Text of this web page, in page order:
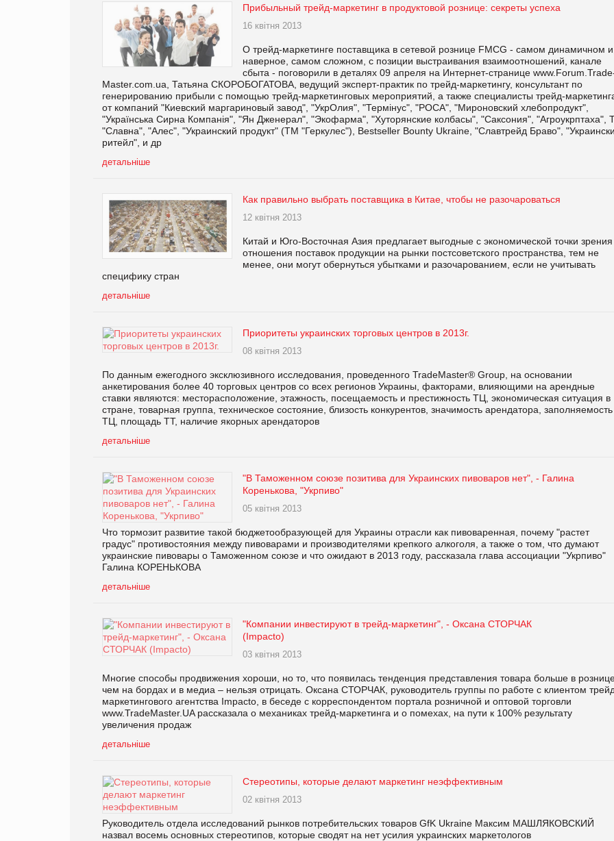
Прибыльный трейд-маркетинг в продуктовой рознице: секреты успеха
16 квітня 2013
О трейд-маркетинге поставщика в сетевой рознице FMCG - самом динамичном и,
наверное, самом сложном, с позиции выстраивания взаимоотношений, канале
сбыта - поговорили в деталях 09 апреля на Интернет-странице
Master.com.ua, Татьяна СКОРОБОГАТОВА, ведущий эксперт-практик по трейд-маркетингу, консультант по
генерированию прибыли с помощью трейд-маркетинговых мероприятий, а также специалисты трейд-
от компаний "Киевский маргариновый завод", "УкрОлия", "Термінус", "РОСА", "Мироновский хлебопродукт",
"Українська Сирна Компанія", "Ян Дженерал", "Экофарма", "Хуторянские колбасы", "Саксония", "Агроукрптаха",
"Славна", "Алес", "Украинский продукт" (ТМ "Геркулес"), Bestseller Bounty Ukraine, "Славтрейд Браво",
ритейл", и др
детальніше
Как правильно выбрать поставщика в Китае, чтобы не разочароваться
12 квітня 2013
Китай и Юго-Восточная Азия предлагает выгодные с экономической точки зрения
отношения поставок продукции на рынки постсоветского пространства, тем не
менее, они могут обернуться убытками и разочарованием, если не учитывать
специфику стран
детальніше
Приоритеты украинских торговых центров в 2013г.
08 квітня 2013
По данным ежегодного эксклюзивного исследования, проведенного TradeMaster® Group, на основании
анкетирования более 40 торговых центров со всех регионов Украины, факторами, влияющими на арендные
ставки являются: месторасположение, этажность, посещаемость и престижность ТЦ, экономическая ситуация в
стране, товарная группа, техническое состояние, близость конкурентов, значимость арендатора, заполняемость
ТЦ, площадь ТТ, наличие якорных арендаторов
детальніше
"В Таможенном союзе позитива для Украинских пивоваров нет", - Галина
Коренькова, "Укрпиво"
05 квітня 2013
Что тормозит развитие такой бюджетообразующей для Украины отрасли как пивоваренная, почему "растет
градус" противостояния между пивоварами и производителями крепкого алкоголя, а также о том, что думают
украинские пивовары о Таможенном союзе и что ожидают в 2013 году, рассказала глава ассоциации "Укрпиво"
Галина КОРЕНЬКОВА
детальніше
"Компании инвестируют в трейд-маркетинг", - Оксана СТОРЧАК
(Impacto)
03 квітня 2013
Многие способы продвижения хороши, но то, что появилась тенденция представления товара больше в
чем на бордах и в медиа – нельзя отрицать. Оксана СТОРЧАК, руководитель группы по работе с клиентом
маркетингового агентства Impacto, в беседе с корреспондентом портала розничной и оптовой торговли
www.TradeMaster.UA рассказала о механиках трейд-маркетинга и о помехах, на пути к 100% результату
увеличения продаж
детальніше
Стереотипы, которые делают маркетинг неэффективным
02 квітня 2013
Руководитель отдела исследований рынков потребительских товаров GfK Ukraine Максим МАШЛЯКОВСКИЙ
назвал восемь основных стереотипов, которые сводят на нет усилия украинских маркетологов